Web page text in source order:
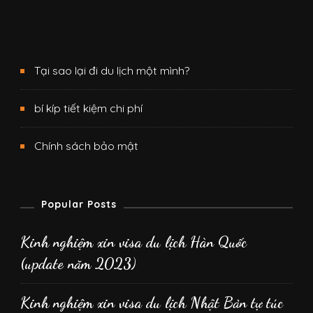
Tại sao lại đi du lịch một mình?
bí kíp tiết kiệm chi phí
Chính sách bảo mật
Popular Posts
Kinh nghiệm xin visa du lịch Hàn Quốc
(update năm 2023)
Kinh nghiệm xin visa du lịch Nhật Bản tự túc